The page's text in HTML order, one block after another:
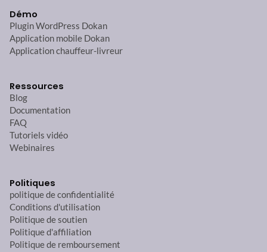
Démo
Plugin WordPress Dokan
Application mobile Dokan
Application chauffeur-livreur
Ressources
Blog
Documentation
FAQ
Tutoriels vidéo
Webinaires
Politiques
politique de confidentialité
Conditions d'utilisation
Politique de soutien
Politique d'affiliation
Politique de remboursement